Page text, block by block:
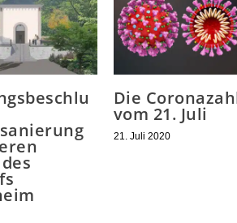
Die
vom 21. Juli
21. Juli 2020